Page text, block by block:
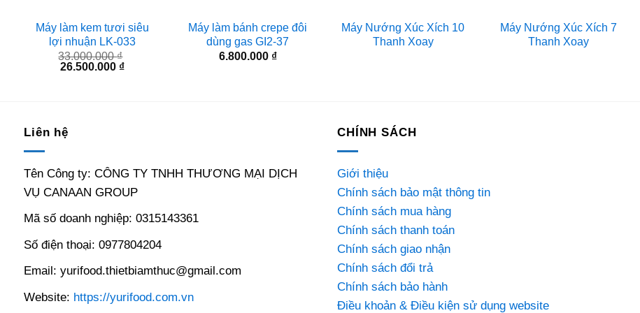
Máy làm kem tươi siêu
lợi nhuận LK-033
33.000.000₫
Giá
26.500.000 ₫Giá
Máy làm bánh crepe đôi
dùng gas GI2-37
6.800.000 ₫
Máy Nướng Xúc Xích 10
Thanh Xoay
Máy Nướng Xúc Xích 7
Thanh Xoay
Liên hệ
Tên Công ty: CÔNG TY TNHH THƯƠNG MẠI DỊCH
VỤ CANAAN GROUP
Mã số doanh nghiệp: 0315143361
Số điện thoại: 0977804204
Email: yurifood.thietbiamthuc@gmail.com
Website: https://yurifood.com.vn
CHÍNH SÁCH
Giới thiệu
Chính sách bảo mật thông tin
Chính sách mua hàng
Chính sách thanh toán
Chính sách giao nhận
Chính sách đổi trả
Chính sách bảo hành
Điều khoản & Điều kiện sử dụng website